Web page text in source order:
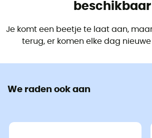
beschikbaar
Je komt een beetje te laat aan,
terug, er komen elke dag
We raden ook aan